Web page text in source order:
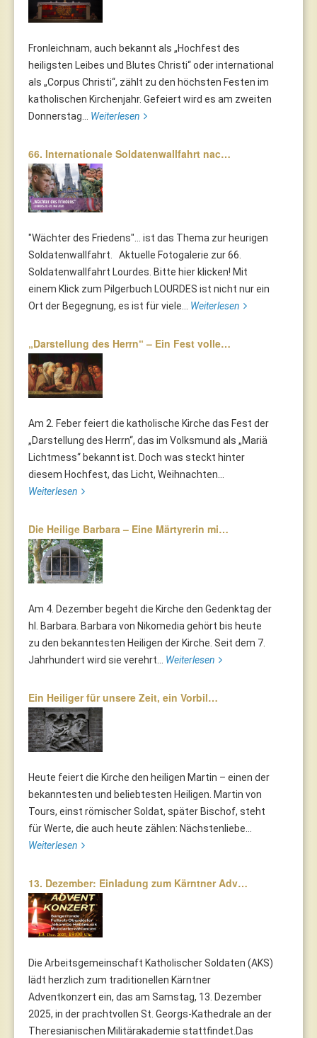
Fronleichnam, auch bekannt als „Hochfest des
heiligsten Leibes und Blutes Christi“ oder international
als „Corpus Christi“, zählt zu den höchsten Festen im
katholischen Kirchenjahr. Gefeiert wird es am zweiten
Donnerstag... Weiterlesen
66. Internationale Soldatenwallfahrt nac…
"Wächter des Friedens"... ist das Thema zur heurigen
Soldatenwallfahrt. Aktuelle Fotogalerie zur 66.
Soldatenwallfahrt Lourdes. Bitte hier klicken! Mit
einem Klick zum Pilgerbuch LOURDES ist nicht nur ein
Ort der Begegnung, es ist für viele... Weiterlesen
„Darstellung des Herrn“ – Ein Fest volle…
Am 2. Feber feiert die katholische Kirche das Fest der
„Darstellung des Herrn“, das im Volksmund als „Mariä
Lichtmess“ bekannt ist. Doch was steckt hinter
diesem Hochfest, das Licht, Weihnachten...
Weiterlesen
Die Heilige Barbara – Eine Märtyrerin mi…
Am 4. Dezember begeht die Kirche den Gedenktag der
hl. Barbara. Barbara von Nikomedia gehört bis heute
zu den bekanntesten Heiligen der Kirche. Seit dem 7.
Jahrhundert wird sie verehrt... Weiterlesen
Ein Heiliger für unsere Zeit, ein Vorbil…
Heute feiert die Kirche den heiligen Martin – einen der
bekanntesten und beliebtesten Heiligen. Martin von
Tours, einst römischer Soldat, später Bischof, steht
für Werte, die auch heute zählen: Nächstenliebe...
Weiterlesen
13. Dezember: Einladung zum Kärntner Adv…
Die Arbeitsgemeinschaft Katholischer Soldaten (AKS)
lädt herzlich zum traditionellen Kärntner
Adventkonzert ein, das am Samstag, 13. Dezember
2025, in der prachtvollen St. Georgs-Kathedrale an der
Theresianischen Militärakademie stattfindet.Das